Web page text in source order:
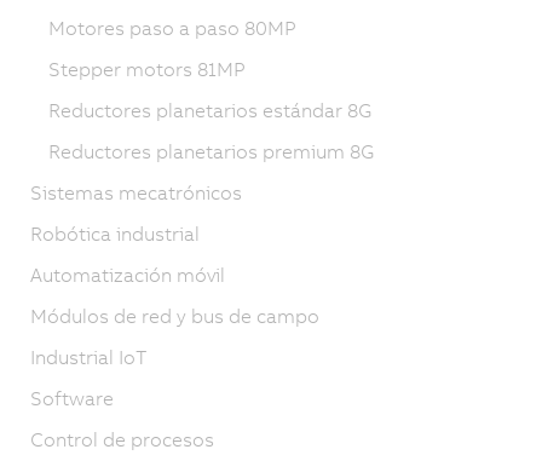
Motores paso a paso 80MP
Stepper motors 81MP
Reductores planetarios estándar 8G
Reductores planetarios premium 8G
Sistemas mecatrónicos
Robótica industrial
Automatización móvil
Módulos de red y bus de campo
Industrial IoT
Software
Control de procesos